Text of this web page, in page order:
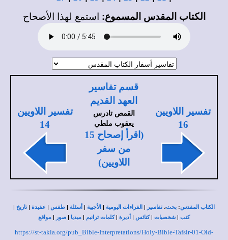
الكتاب المقدس المسموع: استمع لهذا الأصحاح
تفسير اللاويين
16
قسم تفاسير
العهد القديم
القمص تادرس
يعقوب ملطي
(اقرأ إصحاح 15
من سفر
اللاويين)
تفسير اللاويين
14
الكتاب المقدس: بحث،تفاسير | القراءات اليومية | الأجبية | أسئلة | طقس | عقيدة |تاريخ |
كتب | شخصيات |كنائس | أديرة |كلمات ترانيم | ميديا | صور | مواقع
https://st-takla.org/pub_Bible-Interpretations/Holy-Bible-Tafsir-01-Old-